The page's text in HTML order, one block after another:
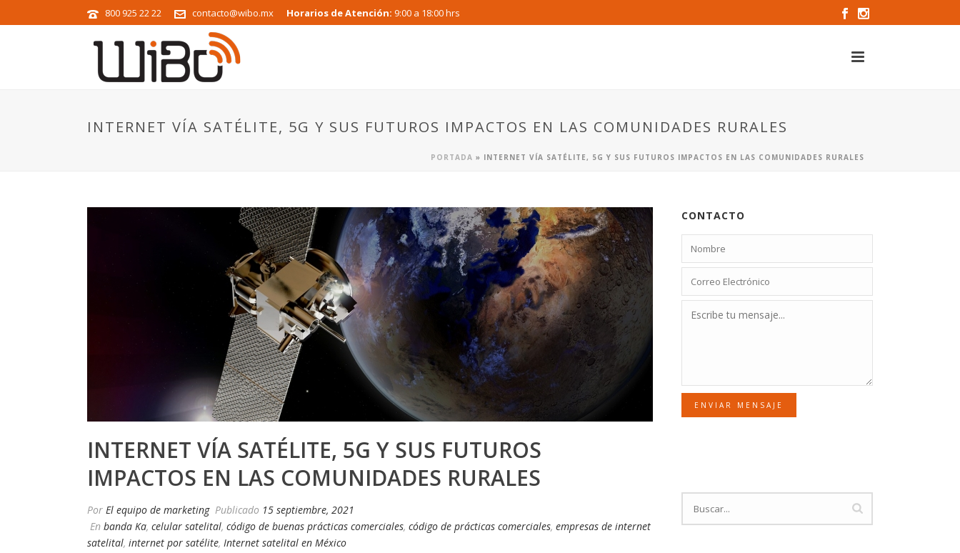
800 925 22 22 contacto@wibo.mx Horarios de Atención: 9:00 a 18:00 hrs
INTERNET VÍA SATÉLITE, 5G Y SUS FUTUROS IMPACTOS EN LAS COMUNIDADES RURALES
PORTADA » INTERNET VÍA SATÉLITE, 5G Y SUS FUTUROS IMPACTOS EN LAS COMUNIDADES RURALES
INTERNET VÍA SATÉLITE, 5G Y SUS FUTUROS
IMPACTOS EN LAS COMUNIDADES RURALES
Por El equipo de marketing Publicado 15 septiembre, 2021
En banda Ka, celular satelital, código de buenas prácticas comerciales, código de prácticas comerciales, empresas de internet
satelital, internet por satélite, Internet satelital en México
CONTACTO
ENVIAR MENSAJE